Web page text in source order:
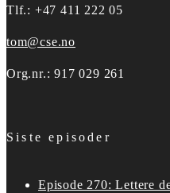
Tlf.: +47 411 222 05
tom@cse.no
Org.nr.: 917 029 261
Siste episoder
Episode 270: Lettere